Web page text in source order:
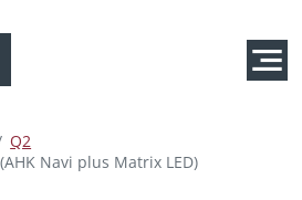
Q2
Navi plus Matrix LED)